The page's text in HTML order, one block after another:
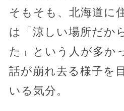
そもそも、北海道に
は「涼しい場所だか
た」という人が多か
話が崩れ去る様子を
いる気分。